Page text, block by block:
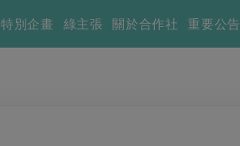
特別企畫 綠主張 關於合作社 重要公告